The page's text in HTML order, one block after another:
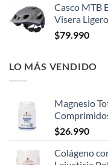
Casco MTB
Visera
$79.990
LO MÁS VENDIDO
Magnesio
$26.990
Colágeno